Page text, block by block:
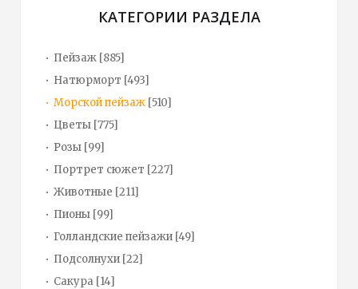
КАТЕГОРИИ РАЗДЕЛА
Пейзаж [885]
Натюрморт [493]
Морской пейзаж [510]
Цветы [775]
Розы [99]
Портрет сюжет [227]
Животные [211]
Пионы [99]
Голландские пейзажи [49]
Подсолнухи [22]
Сакура [14]